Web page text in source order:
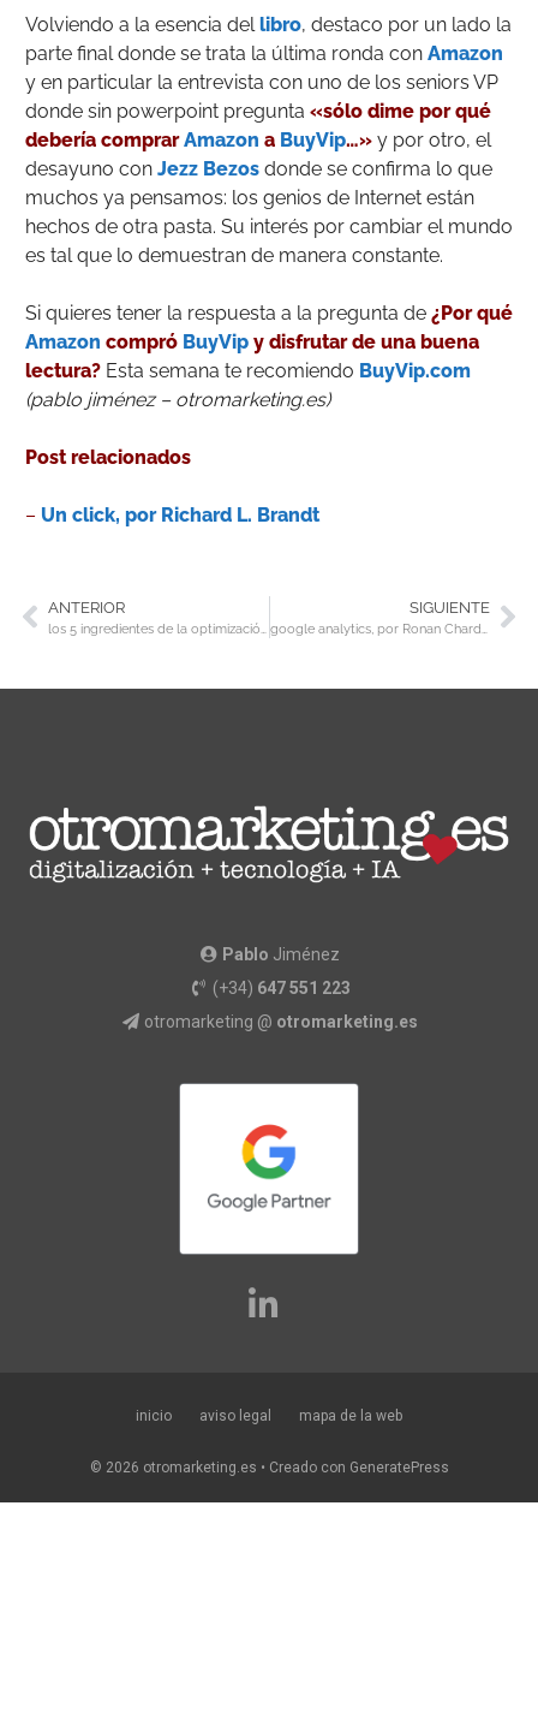
Volviendo a la esencia del libro, destaco por un lado la
parte final donde se trata la última ronda con Amazon
y en particular la entrevista con uno de los seniors VP
donde sin powerpoint pregunta «sólo dime por qué
debería comprarAmazon a BuyVip…» y por otro, el
desayuno con Jezz Bezos donde se confirma lo que
muchos ya pensamos: los genios de Internet están
hechos de otra pasta. Su interés por cambiar el mundo
es tal que lo demuestran de manera constante.
Si quieres tener la respuesta a la pregunta de ¿Por qué
Amazon compró BuyVip y disfrutar de una buena
lectura? Esta semana te recomiendo BuyVip.com
(pablo jiménez – otromarketing.es)
Post relacionados
– Un click, por Richard L. Brandt
ANTERIOR SIGUIENTE
Pablo Jiménez
(+34) 647 551 223
otromarketing @ otromarketing.es
inicio aviso legal mapa de la web
© 2026 otromarketing.es • Creado con GeneratePress